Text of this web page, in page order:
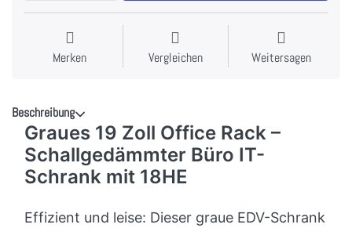
Merken Vergleichen Weitersagen
Beschreibung
Graues 19 Zoll Office Rack –
Schallgedämmter Büro IT-
Schrank mit 18HE
Effizient und leise: Dieser graue EDV-Schrank